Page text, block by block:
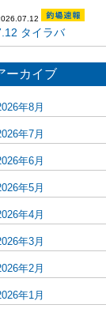
タイラバ
ーカイブ
年8月
年7月
年6月
年5月
年4月
年3月
年2月
年1月